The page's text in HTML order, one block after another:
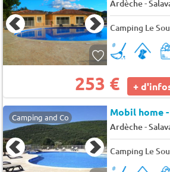
Ardèche-
253 € +
Camping and Co Mobil home
Ardèche-